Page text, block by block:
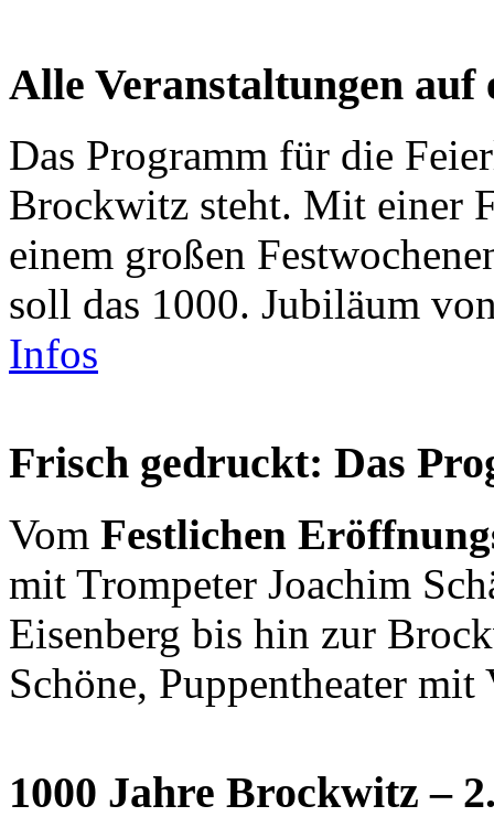
Alle Veranstaltungen auf
Das Programm für die
Brockwitz steht. Mit einer
einem großen
soll das 1000. Jubiläum
Infos
Frisch gedruckt: Das
Vom Festlichen
mit Trompeter Joachim
Eisenberg bis hin zur
Schöne, Puppentheater
1000 Jahre Brockwitz –